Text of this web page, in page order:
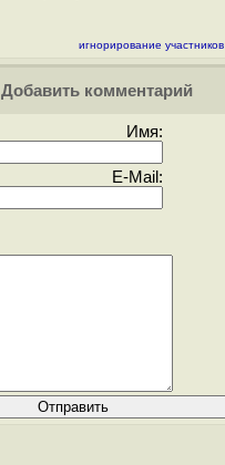
игнорирование участников
Добавить комментарий
Имя:
E-Mail: